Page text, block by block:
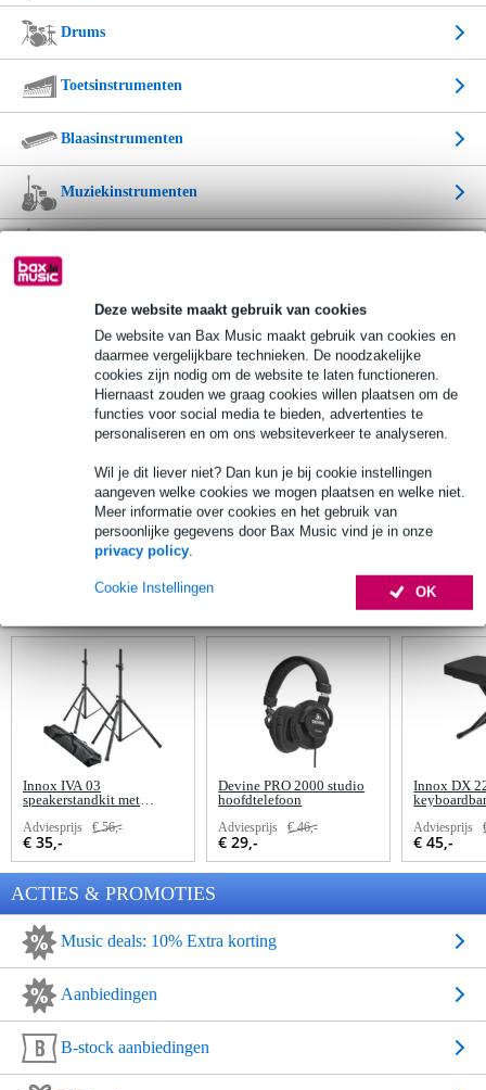
Deze website maakt gebruik van cookies
De website van Bax Music maakt gebruik van cookies en
daarmee vergelijkbare technieken. De noodzakelijke
cookies zijn nodig om de website te laten functioneren.
Hiernaast zouden we graag cookies willen plaatsen om de
functies voor social media te bieden, advertenties te
personaliseren en om ons websiteverkeer te analyseren.
Wil je dit liever niet? Dan kun je bij cookie instellingen
aangeven welke cookies we mogen plaatsen en welke niet.
Meer informatie over cookies en het gebruik van
persoonlijke gegevens door Bax Music vind je in onze
privacy policy.
OK
Cookie Instellingen
Drums
Toetsinstrumenten
Blaasinstrumenten
Muziekinstrumenten
Truss & Statief
Flightcases & Bags
RECENT BEKEKEN ARTIKELEN
Innox IVA 03
speakerstandkit met
Adviesprijs € 56,-
€ 35,-
Devine PRO 2000 studio
hoofdtelefoon
Adviesprijs € 46,-
€ 29,-
Innox DX
Adviesprijs
€ 45,-
ACTIES & PROMOTIES
Music deals: 10% Extra korting
Aanbiedingen
B-stock aanbiedingen